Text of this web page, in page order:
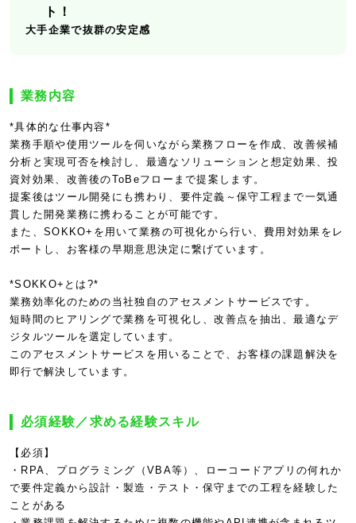
ト！
大手企業で抜群の安定感
業務内容
*具体的な仕事内容*
業務手順や使用ツールを伺いながら業務フローを作成、改善候補
分析と実現可否を検討し、最適なソリューションと想定効果、投
資対効果、改善後のToBeフローまで提案します。
提案後はツール開発にも携わり、要件定義～保守工程まで一気通
貫した開発業務に携わることが可能です。
また、SOKKO+を用いて業務の可視化から行い、費用対効果をレ
ポートし、お客様の早期意思決定に繋げています。
*SOKKO+とは?*
業務効率化のための当社独自のアセスメントサービスです。
短時間のヒアリングで業務を可視化し、改善点を抽出、最適なデ
ジタルツールを選定しています。
このアセスメントサービスを用いることで、お客様の課題解決を
即行で解決しています。
必須経験／求める経験スキル
【必須】
・RPA、プログラミング（VBA等）、ローコードアプリの何れか
で要件定義から設計・製造・テスト・保守までの工程を経験した
ことがある